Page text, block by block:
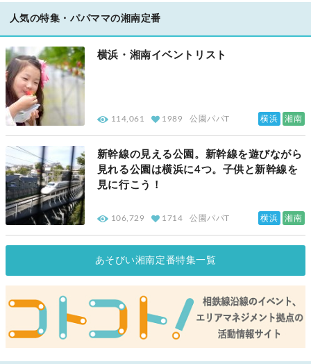
人気の特集・パパママの湘南定番
横浜・湘南イベントリスト
114,061 1989 公園パパT 横浜 湘南
新幹線の見える公園。新幹線を遊びながら
見れる公園は横浜に4つ。子供と新幹線を
見に行こう！
106,729 1714 公園パパT 横浜 湘南
あそびい湘南定番特集一覧